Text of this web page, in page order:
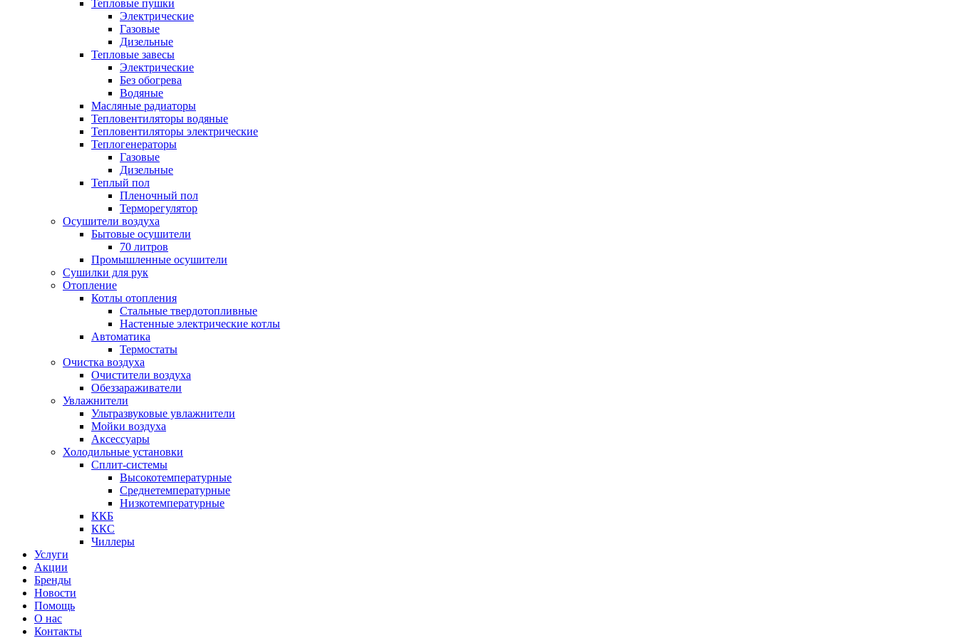
Тепловые пушки
Электрические
Газовые
Дизельные
Тепловые завесы
Электрические
Без обогрева
Водяные
Масляные радиаторы
Тепловентиляторы водяные
Тепловентиляторы электрические
Теплогенераторы
Газовые
Дизельные
Теплый пол
Пленочный пол
Терморегулятор
Осушители воздуха
Бытовые осушители
70 литров
Промышленные осушители
Сушилки для рук
Отопление
Котлы отопления
Стальные твердотопливные
Настенные электрические котлы
Автоматика
Термостаты
Очистка воздуха
Очистители воздуха
Обеззараживатели
Увлажнители
Ультразвуковые увлажнители
Мойки воздуха
Аксессуары
Холодильные установки
Сплит-системы
Высокотемпературные
Среднетемпературные
Низкотемпературные
ККБ
ККС
Чиллеры
Услуги
Акции
Бренды
Новости
Помощь
О нас
Контакты